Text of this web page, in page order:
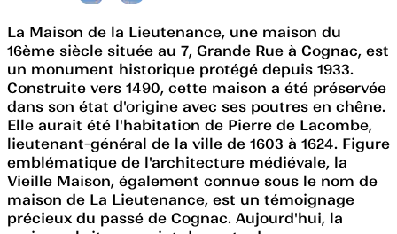
La Maison de la Lieutenance, une maison du
16ème siècle située au 7, Grande Rue à Cognac, est
un monument historique protégé depuis 1933.
Construite vers 1490, cette maison a été préservée
dans son état d'origine avec ses poutres en chêne.
Elle aurait été l'habitation de Pierre de Lacombe,
lieutenant-général de la ville de 1603 à 1624. Figure
emblématique de l'architecture médiévale, la
Vieille Maison, également connue sous le nom de
maison de La Lieutenance, est un témoignage
précieux du passé de Cognac. Aujourd'hui, la